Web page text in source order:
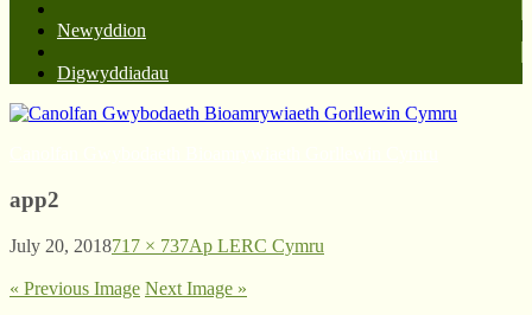
Newyddion
Digwyddiadau
app2
July 20, 2018717 × 737Ap LERC Cymru
« Previous Image Next Image »